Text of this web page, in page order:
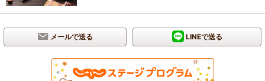
メールで送る LINEで送る